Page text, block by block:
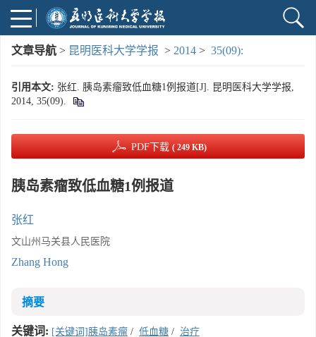
文章导航 > 昆明医科大学学报 > 2014 > 35(09):
引用本文: 张红. 胰岛素瘤致低血糖1例报道[J]. 昆明医科大学学报,
2014, 35(09).
PDF下载 ( 249 KB)
胰岛素瘤致低血糖1例报道
张红
文山州马关县人民医院
Zhang Hong
摘要
关键词: [关键词]胰岛素瘤 / 低血糖 / 治疗